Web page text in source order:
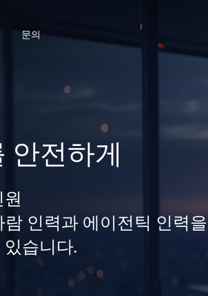
문의
안전하게
인력과 에이전틱 인력을
습니다.